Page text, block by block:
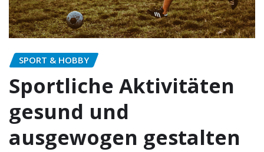
SPORT & HOBBY
Sportliche Aktivitäten
gesund und
ausgewogen gestalten